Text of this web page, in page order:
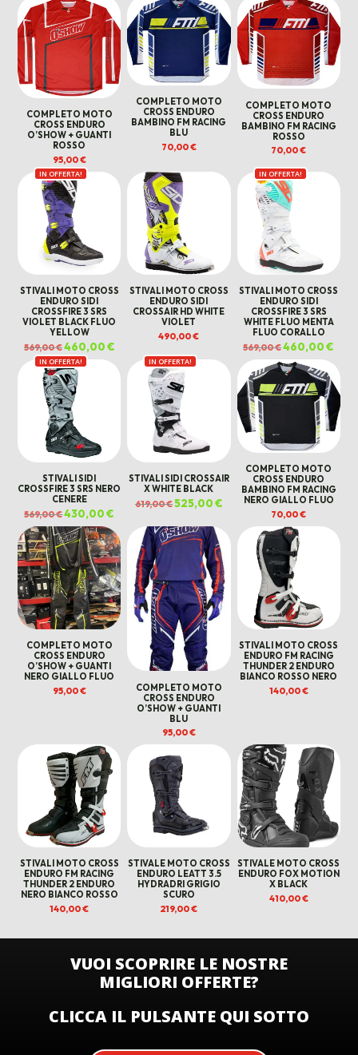
COMPLETO MOTO
CROSS ENDURO
O’SHOW + GUANTI
ROSSO
95,00€
COMPLETO MOTO
CROSS ENDURO
BAMBINO FM RACING
BLU
70,00€
COMPLETO MOTO
CROSS ENDURO
BAMBINO FM RACING
ROSSO
70,00€
IN OFFERTA!
STIVALI MOTO CROSS
ENDURO SIDI
CROSSFIRE 3 SRS
VIOLET BLACK FLUO
YELLOW
569,00€Il
prezzo
originale
era:
569,00 €.
460,00€Il
prezzo
attuale
è:
460,00 €.
STIVALI MOTO CROSS
ENDURO SIDI
CROSSAIR HD WHITE
VIOLET
490,00€
IN OFFERTA!
STIVALI MOTO CROSS
ENDURO SIDI
CROSSFIRE 3 SRS
WHITE FLUO MENTA
FLUO CORALLO
569,00€Il
prezzo
originale
era:
569,00 €.
460,00€
è:
IN OFFERTA!
STIVALI SIDI
CROSSFIRE 3 SRS NERO
CENERE
569,00€Il
prezzo
originale
era:
569,00 €.
430,00€
attuale
è:
430,00 €.
IN OFFERTA!
STIVALI SIDI CROSSAIR
X WHITE BLACK
619,00€ Il
prezzo
era:
619,00 €.
525,00€Il
prezzo
525,00 €.
COMPLETO MOTO
CROSS ENDURO
BAMBINO FM RACING
NERO GIALLO FLUO
70,00€
COMPLETO MOTO
CROSS ENDURO
O’SHOW + GUANTI
NERO GIALLO FLUO
95,00€
COMPLETO MOTO
CROSS ENDURO
O’SHOW + GUANTI
BLU
95,00€
STIVALI MOTO CROSS
ENDURO FM RACING
THUNDER 2 ENDURO
BIANCO ROSSO NERO
140,00€
STIVALI MOTO CROSS
ENDURO FM RACING
THUNDER 2 ENDURO
NERO BIANCO ROSSO
140,00€
STIVALE MOTO CROSS
ENDURO LEATT 3.5
HYDRADRI GRIGIO
SCURO
219,00€
STIVALE MOTO CROSS
ENDURO FOX MOTION
X BLACK
410,00€
VUOI SCOPRIRE LE NOSTRE
MIGLIORI OFFERTE?
CLICCA IL PULSANTE QUI SOTTO